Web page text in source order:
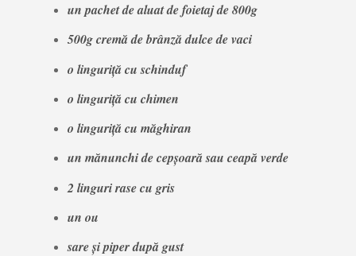
un pachet de aluat de foietaj de 800g
500g cremă de brânză dulce de vaci
o linguriță cu schinduf
o linguriță cu chimen
o linguriță cu măghiran
un mănunchi de cepșoară sau ceapă verde
2 linguri rase cu gris
un ou
sare și piper după gust